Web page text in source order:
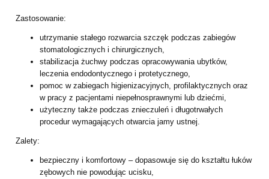
Zastosowanie:
utrzymanie stałego rozwarcia szczęk podczas zabiegów
stomatologicznych i chirurgicznych,
stabilizacja żuchwy podczas opracowywania ubytków,
leczenia endodontycznego i protetycznego,
pomoc w zabiegach higienizacyjnych, profilaktycznych oraz
w pracy z pacjentami niepełnosprawnymi lub dziećmi,
użyteczny także podczas znieczuleń i długotrwałych
procedur wymagających otwarcia jamy ustnej.
Zalety:
bezpieczny i komfortowy – dopasowuje się do kształtu łuków
zębowych nie powodując ucisku,